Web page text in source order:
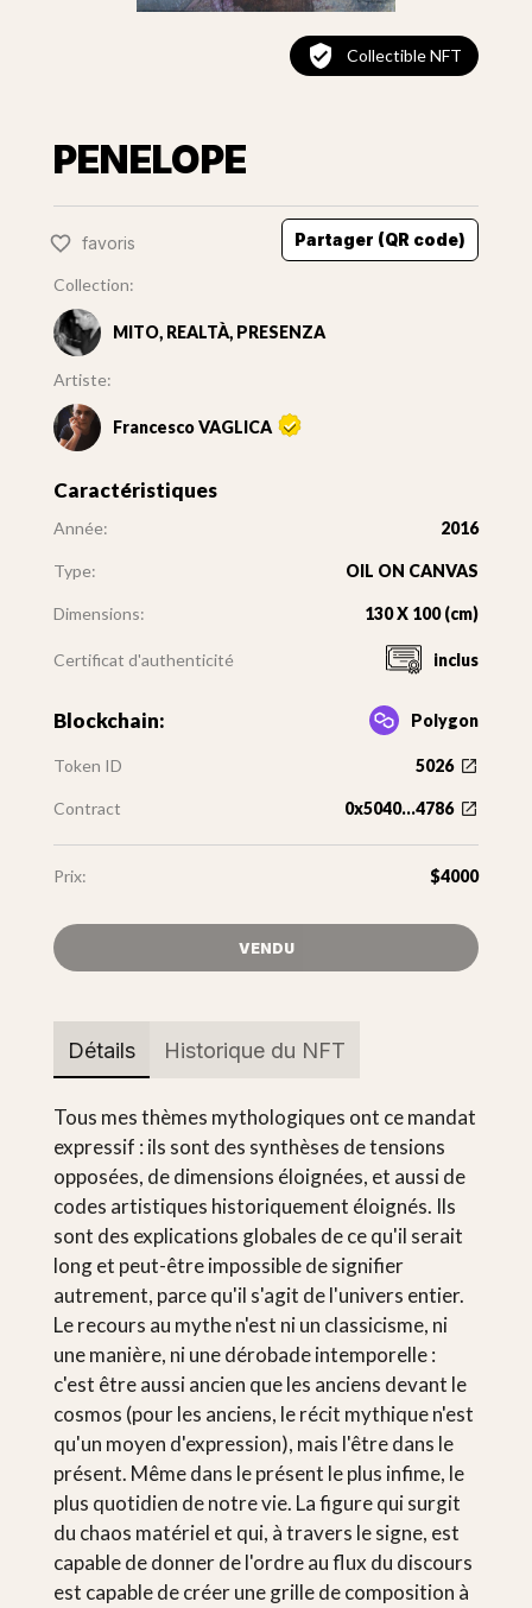
Collectible NFT
PENELOPE
favoris Partager (QR code)
Collection:
MITO, REALTÀ, PRESENZA
Artiste:
Francesco VAGLICA
Caractéristiques
Année: 2016
Type: OIL ON CANVAS
Dimensions: 130 X 100 (cm)
Certificat d'authenticité inclus
Blockchain: Polygon
Token ID 5026
Contract 0x5040...4786
Prix: $4000
VENDU
Détails Historique du NFT
Tous mes thèmes mythologiques ont ce mandat
expressif : ils sont des synthèses de tensions
opposées, de dimensions éloignées, et aussi de
codes artistiques historiquement éloignés. Ils
sont des explications globales de ce qu'il serait
long et peut-être impossible de signifier
autrement, parce qu'il s'agit de l'univers entier.
Le recours au mythe n'est ni un classicisme, ni
une manière, ni une dérobade intemporelle :
c'est être aussi ancien que les anciens devant le
cosmos (pour les anciens, le récit mythique n'est
qu'un moyen d'expression), mais l'être dans le
présent. Même dans le présent le plus infime, le
plus quotidien de notre vie. La figure qui surgit
du chaos matériel et qui, à travers le signe, est
capable de donner de l'ordre au flux du discours
est capable de créer une grille de composition à